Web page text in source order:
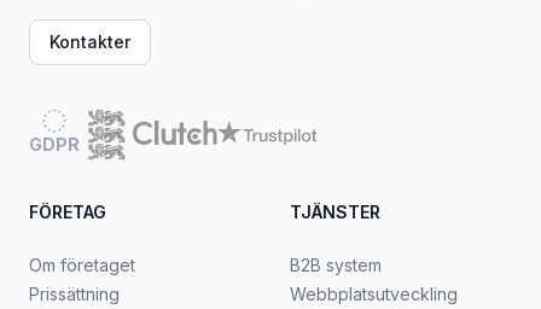
Kontakter
GDPR
FÖRETAG
Om företaget
Prissättning
TJÄNSTER
B2B system
Webbplatsutveckling